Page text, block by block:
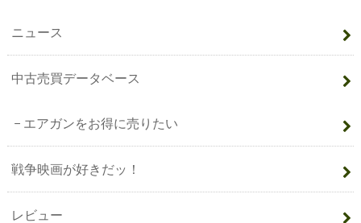
ニュース
中古売買データベース
エアガンをお得に売りたい
戦争映画が好きだッ！
レビュー